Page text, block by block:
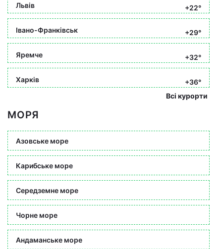
Львів +22°
Івано-Франківськ +29°
Яремче +32°
Харків
+36°
Всі курорти
МОРЯ
Азовське море
Карибське море
Середземне море
Чорне море
Андаманське море